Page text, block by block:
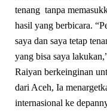
tenang tanpa
hasil yang berbicara.
saya dan saya tetap
yang bisa saya
Raiyan berkeinginan
dari Aceh, Ia
internasional ke